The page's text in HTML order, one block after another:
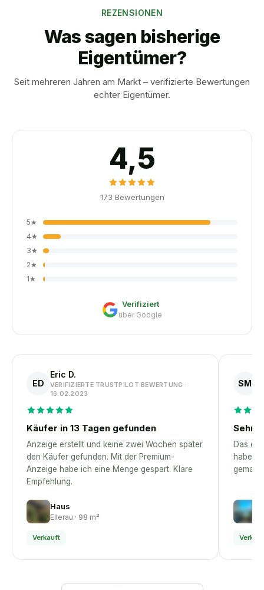
REZENSIONEN
Was sagen bisherige
Eigentümer?
Seit mehreren Jahren am Markt – verifizierte Bewertungen
echter Eigentümer.
4,5
173 Bewertungen
5★
4★
3★
2★
1★
Verifiziert
über Google
ED
Eric D.
VERIFIZIERTE TRUSTPILOT BEWERTUNG ·
16.02.2023
Käufer in 13 Tagen gefunden
Anzeige erstellt und keine zwei Wochen später
den Käufer gefunden. Mit der Premium-
Anzeige habe ich eine Menge gespart. Klare
Empfehlung.
Haus
Ellerau · 98 m²
Verkauft
SM
Sehr
Das
habe –